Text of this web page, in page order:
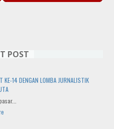
POST
KE-14 DENGAN LOMBA JURNALISTIK